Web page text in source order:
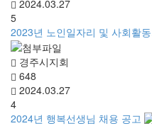
2024.03.27
5
2023년 노인일자리 및 사회활
경주시지회
648
2024.03.27
4
2024년 행복선생님 채용 공고